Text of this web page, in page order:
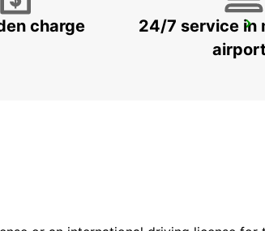
BASEL DREISPITZ
charge
24/7 service in